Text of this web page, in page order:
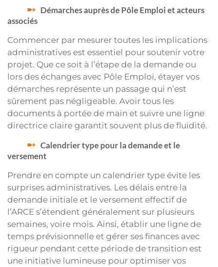
Démarches auprès de Pôle Emploi et acteurs
associés
Commencer par mesurer toutes les implications
administratives est essentiel pour soutenir votre
projet. Que ce soit à l’étape de la demande ou
lors des échanges avec Pôle Emploi, étayer vos
démarches représente un passage qui n’est
sûrement pas négligeable. Avoir tous les
documents à portée de main et suivre une ligne
directrice claire garantit souvent plus de fluidité.
Calendrier type pour la demande et le
versement
Prendre en compte un calendrier type évite les
surprises administratives. Les délais entre la
demande initiale et le versement effectif de
l’ARCE s’étendent généralement sur plusieurs
semaines, voire mois. Ainsi, établir une ligne de
temps prévisionnelle et gérer ses finances avec
rigueur pendant cette période de transition est
une initiative lumineuse pour optimiser vos